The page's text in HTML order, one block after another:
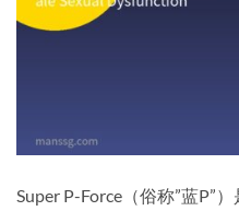
Super P-Force（俗称”蓝P”